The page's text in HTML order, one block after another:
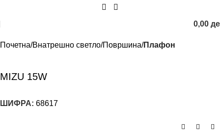
0,00
Почетна Внатрешно светло Површина Плафон
MIZU 15W
ШИФРА: 68617